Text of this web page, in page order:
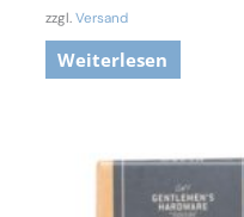
zzgl.Versand
Weiterlesen